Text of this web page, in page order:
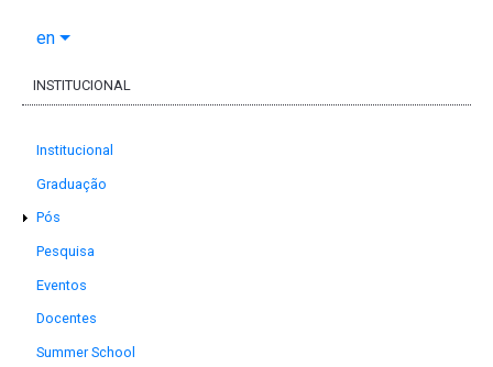
en
INSTITUCIONAL
Institucional
Graduação
Pós
Pesquisa
Eventos
Docentes
Summer School